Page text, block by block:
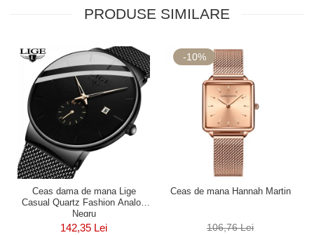
PRODUSE SIMILARE
Ceas dama de mana Lige
Casual Quartz Fashion Analog
Negru
142,35 Lei
-10%
Ceas de mana Hannah Martin
106,76 Lei